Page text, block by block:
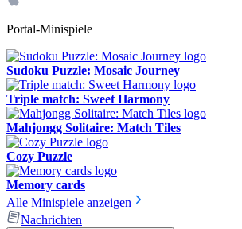
Portal-Minispiele
Sudoku Puzzle: Mosaic Journey
Triple match: Sweet Harmony
Mahjongg Solitaire: Match Tiles
Cozy Puzzle
Memory cards
Alle Minispiele anzeigen
Nachrichten